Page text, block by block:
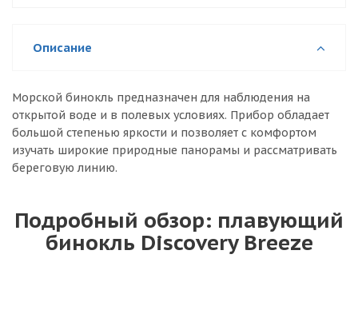
Описание
Морской бинокль предназначен для наблюдения на
открытой воде и в полевых условиях. Прибор обладает
большой степенью яркости и позволяет с комфортом
изучать широкие природные панорамы и рассматривать
береговую линию.
Подробный обзор: плавующий
бинокль Discovery Breeze